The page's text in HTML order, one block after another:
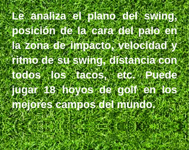
Le analiza el plano del swing,
posición de la cara del palo en
la zona de impacto, velocidad y
ritmo de su swing, distancia con
todos los tacos, etc. Puede
jugar 18 hoyos de golf en los
mejores campos del mundo.